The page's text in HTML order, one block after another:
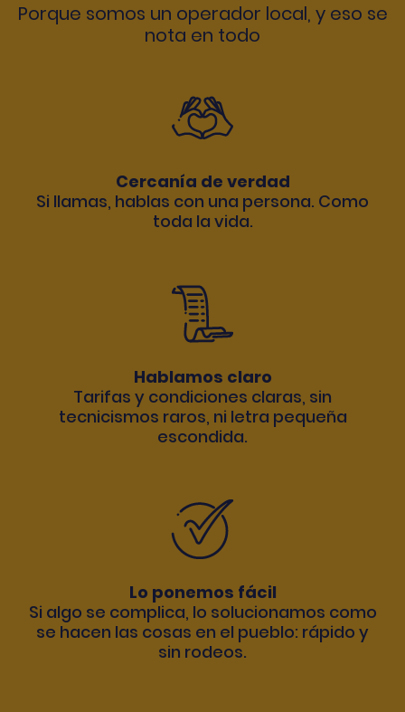
Porque somos un operador local, y eso se
nota en todo
Cercanía de verdad
Si llamas, hablas con una persona. Como
toda la vida.
Hablamos claro
Tarifas y condiciones claras, sin
tecnicismos raros, ni letra pequeña
escondida.
Lo ponemos fácil
Si algo se complica, lo solucionamos como
se hacen las cosas en el pueblo: rápido y
sin rodeos.